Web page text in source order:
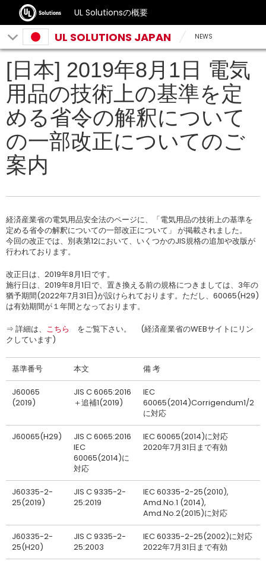
UL Solutionsの概要
UL SOLUTIONS JAPAN NEWS
[日本] 2019年8月1日 電気
用品の技術上の基準を定
める省令の解釈について
の一部改正についてのご
案内
経済産業省の電気用品安全法のページに、「電気用品の技術上の基準を
定める省令の解釈についての一部改正について」 が掲載されました。
今回の改正では、別表第12において、いくつかのJIS規格の追加や改版が
行われております。
改正日は、2019年8月1日です。
施行日は、2019年8月1日で、置き換える前の規格につきましては、3年の
猶予期間(2022年7月31日)が設けられております。ただし、60065(H29)
は有効期間が１年間となっております。
⇒ 詳細は、 こちら
をご覧下さい。 (経済産業省のWEBサイトにリン
クしています)
基準番号 本文 備 考
J60065
(2019)
JIS C 6065:2016
＋追補1(2019)
IEC
60065(2014)Corrigendum1/2
に対応
J60065(H29)
JIS C 6065:2016
IEC
60065(2014)に
対応
IEC 60065(2014)に対応
2020年7月31日まで有効
J60335-2-
25(2019)
JIS C 9335-2-
25:2019
IEC 60335-2-25(2010),
Amd.No.1 (2014),
Amd.No.2(2015)に対応
J60335-2-
25(H20)
JIS C 9335-2-
25:2003
IEC 60335-2-25(2002)に対応
2022年7月31日まで有効